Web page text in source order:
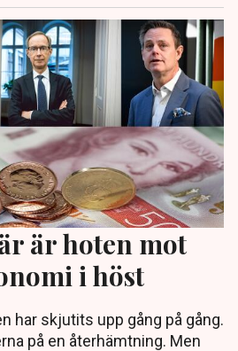
är hoten mot
i höst
har skjutits upp gång på gång.
på en återhämtning. Men